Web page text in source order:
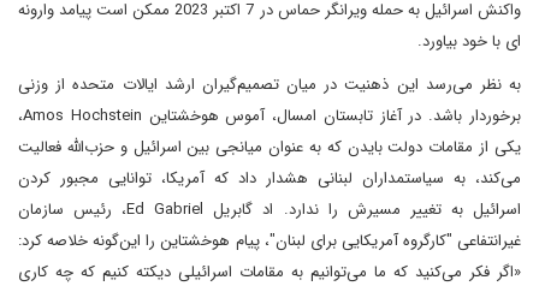
واکنش اسرائیل به حمله ویرانگر حماس در 7 اکتبر 2023 ممکن است پیامد وارونه
ای با خود بیاورد.
به نظر می‌رسد این ذهنیت در میان تصمیم‌گیران ارشد ایالات متحده از وزنی
برخوردار باشد. در آغاز تابستان امسال، آموس هوخشتاین Amos Hochstein،
یکی از مقامات دولت بایدن که به عنوان میانجی بین اسرائیل و حزب‌الله فعالیت
می‌کند، به سیاستمداران لبنانی هشدار داد که آمریکا، توانایی مجبور کردن
اسرائیل به تغییر مسیرش را ندارد. اد گابریل Ed Gabriel، رئیس سازمان
غیرانتفاعی "کارگروه آمریکایی برای لبنان"، پیام هوخشتاین را این‌گونه خلاصه کرد:
«اگر فکر می‌کنید که ما می‌توانیم به مقامات اسرائیلی دیکته کنیم که چه کاری